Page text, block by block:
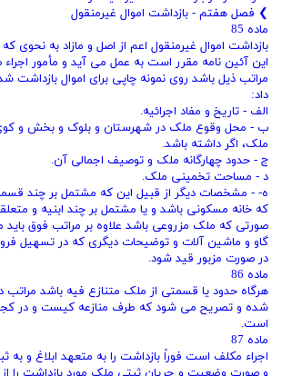
❯ فصل هفتم - بازداشت اموال غیرمنقول
ماده 85
این آئین‌ نامه مقرر است به عمل می‌ آید و مأمور
مراتب ذیل باشد روی نمونه چاپی برای اموال بازداشت
داد:
الف - تاریخ و مفاد اجرائیه.
ب - محل وقوع ملک در شهرستان و بلوک و بخش و
ملک، اگر داشته باشد.
ج - حدود چهارگانه ملک و توصیف اجمالی آن.
د - مساحت تخمینی ملک.
ه- - مشخصات دیگر از قبیل این که مشتمل بر چند
که خانه مسکونی باشد و یا مشتمل بر چند ابنیه و
صورتی که ملک مزروعی باشد علاوه بر مراتب فوق باید
گاو و ماشین آلات و توضیحات دیگری که در تسهیل
در صورت مزبور قید شود.
ماده 86
هرگاه حدود یا قسمتی از ملک متنازع فیه باشد
شده و تصریح می‌ شود که طرف منازعه کیست و در
است.
ماده 87
اجراء مکلف است فوراً بازداشت را به متعهد ابلاغ و به